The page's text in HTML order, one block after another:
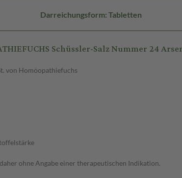
Darreichungsform: Tabletten
Schüssler-Salz Nummer 24
von Homöopathiefuchs
ohne Angabe einer therapeutischen Indikation.